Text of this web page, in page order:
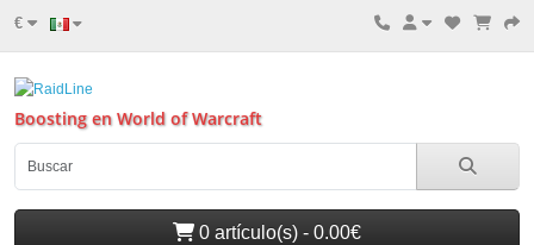
€
Boosting en World of Warcraft
0 artículo(s) - 0.00€